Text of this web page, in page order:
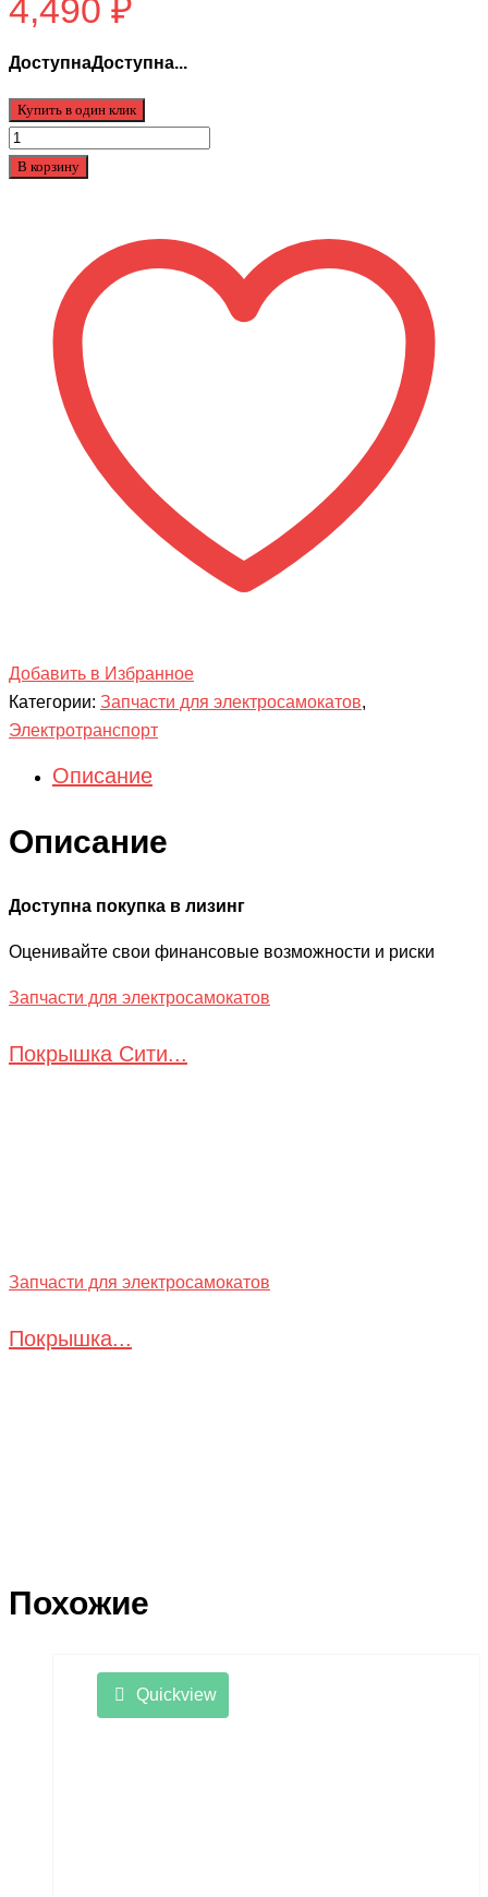
4,490 ₽
ДоступнаДоступна...
Купить в один клик
Количество
товара
В корзину
Добавить в Избранное
Категории: Запчасти для электросамокатов,
Электротранспорт
Описание
Описание
Доступна покупка в лизинг
Оценивайте свои финансовые возможности и риски
Запчасти для электросамокатов
Покрышка Сити...
Запчасти для электросамокатов
Покрышка...
Похожие
Quickview